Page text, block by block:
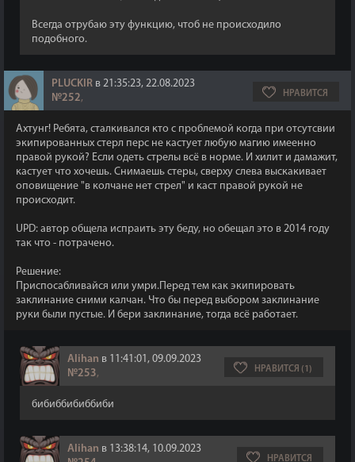
Всегда отрубаю эту функцию, чтоб не происходило
подобного.
PLUCKIR в 21:35:23, 22.08.2023
№252, НРАВИТСЯ
Ахтунг! Ребята, сталкивался кто с проблемой когда при отсутсвии
экипированных стерл перс не кастует любую магию имеенно
правой рукой? Если одеть стрелы всё в норме. И хилит и дамажит,
кастует что хочешь. Снимаешь стеры, сверху слева выскакивает
оповищение "в колчане нет стрел" и каст правой рукой не
происходит.
UPD: автор общела испраить эту беду, но обещал это в 2014 году
так что - потрачено.
Решение:
Приспосабливайся или умри.Перед тем как экипировать
заклинание сними калчан. Что бы перед выбором заклинание
руки были пустые. И бери заклинание, тогда всё работает.
Alihan в 11:41:01, 09.09.2023
№253, НРАВИТСЯ (1)
бибиббибиббиби
Alihan в 13:38:14, 10.09.2023
НРАВИТСЯ